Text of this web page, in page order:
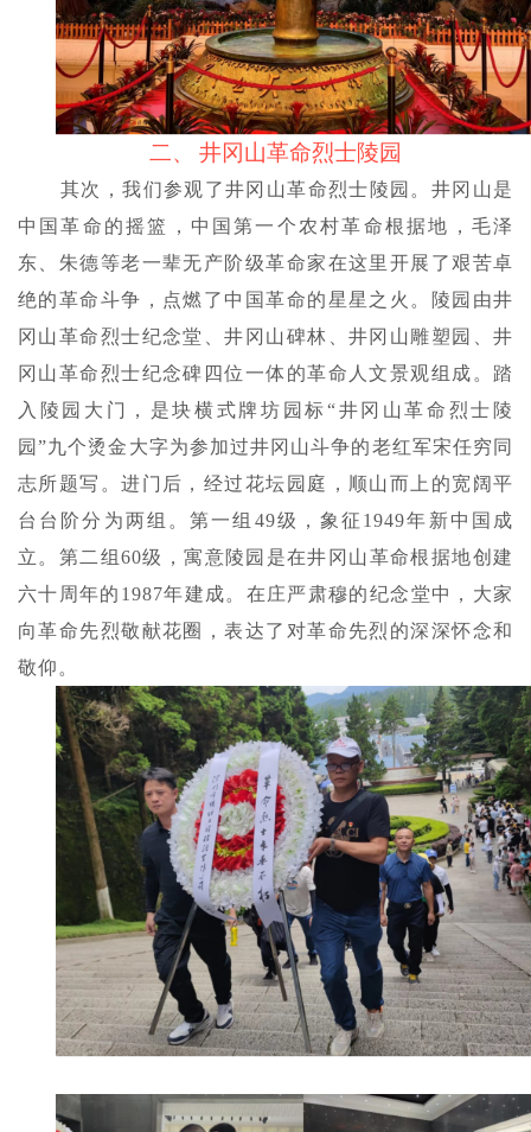
二、 井冈山革命烈士陵园
其次，我们参观了井冈山革命烈士陵园。井冈山是
中国革命的摇篮，中国第一个农村革命根据地，毛泽
东、朱德等老一辈无产阶级革命家在这里开展了艰苦卓
绝的革命斗争，点燃了中国革命的星星之火。陵园由井
冈山革命烈士纪念堂、井冈山碑林、井冈山雕塑园、井
冈山革命烈士纪念碑四位一体的革命人文景观组成。踏
入陵园大门，是块横式牌坊园标“井冈山革命烈士陵
园”九个烫金大字为参加过井冈山斗争的老红军宋任穷同
志所题写。进门后，经过花坛园庭，顺山而上的宽阔平
台台阶分为两组。第一组49级，象征1949年新中国成
立。第二组60级，寓意陵园是在井冈山革命根据地创建
六十周年的1987年建成。在庄严肃穆的纪念堂中，大家
向革命先烈敬献花圈，表达了对革命先烈的深深怀念和
敬仰。